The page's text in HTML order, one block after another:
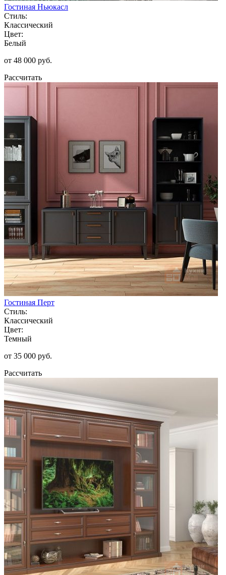
Гостиная Ньюкасл
Стиль:
Классический
Цвет:
Белый
от 48 000 руб.
Рассчитать
Гостиная Перт
Стиль:
Классический
Цвет:
Темный
от 35 000 руб.
Рассчитать